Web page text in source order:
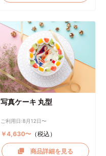
写真ケーキ 丸型
ご利用日:8月12日〜
￥4,630〜 （税込）
商品詳細を見る